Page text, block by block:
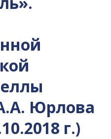
Юрлова
г.)